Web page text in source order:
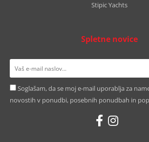
Stipic Yachts
Spletne novice
Soglašam, da se moj e-mail uporablja za
novostih v ponudbi, posebnih ponudbah in